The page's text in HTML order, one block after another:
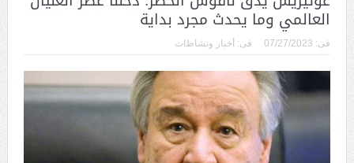
العالمي وما يحدث مجرد بداية
فى: 07/27/2023 فى: أخبار ونشاطات